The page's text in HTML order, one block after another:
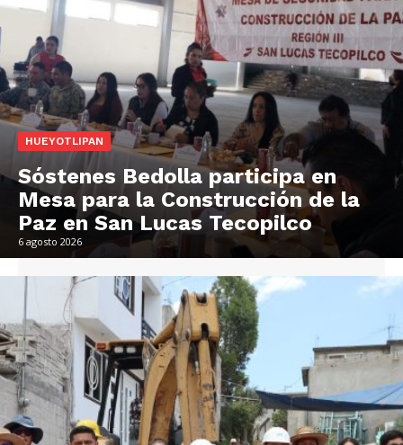
HUEYOTLIPAN
Sóstenes Bedolla participa en
Mesa para la Construcción de la
Paz en San Lucas Tecopilco
6 agosto 2026